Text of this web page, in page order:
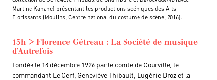
Martine Kahane) présentant les productions scéniques des Arts
Florissants (Moulins, Centre national du costume de scène, 2016).
15h > Florence Gétreau : La Société de musique
d’Autrefois
Fondée le 18 décembre 1926 par le comte de Courville, le
commandant Le Cerf, Geneviève Thibault, Eugénie Droz et la